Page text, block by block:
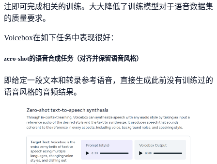
注即可完成相关的训练。大大降低了训练模型对于语音数据集
的质量要求。
Voicebox在如下任务中表现很好：
zero-shot的语音合成任务（对齐并保留语音风格）
即给定一段文本和转录参考语音，直接生成此前没有训练过的
语音风格的音频结果。